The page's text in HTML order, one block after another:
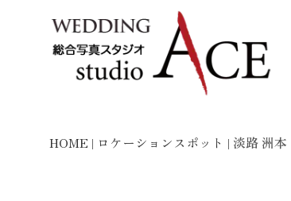
HOME | ロケーションスポット | 淡路 洲